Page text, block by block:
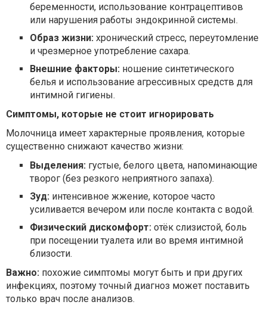
беременности, использование контрацептивов
или нарушения работы эндокринной системы.
Образ жизни: хронический стресс, переутомление
и чрезмерное употребление сахара.
Внешние факторы: ношение синтетического
белья и использование агрессивных средств для
интимной гигиены.
Симптомы, которые не стоит игнорировать
Молочница имеет характерные проявления, которые
существенно снижают качество жизни:
Выделения: густые, белого цвета, напоминающие
творог (без резкого неприятного запаха).
Зуд: интенсивное жжение, которое часто
усиливается вечером или после контакта с водой.
Физический дискомфорт: отёк слизистой, боль
при посещении туалета или во время интимной
близости.
Важно: похожие симптомы могут быть и при других
инфекциях, поэтому точный диагноз может поставить
только врач после анализов.